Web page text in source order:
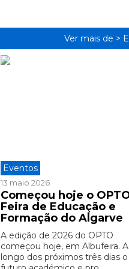
Ver mais de >
Eventos
13 maio 2026
Começou hoje o
Feira de Educação e
Formação do Algarve
A edição de 2026 do OPTO
começou hoje, em Albufeira.
longo dos próximos três dias o